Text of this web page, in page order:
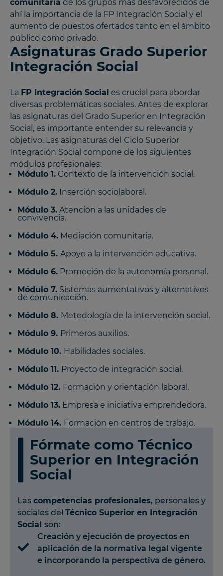
comunitaria de los grupos más desfavorecidos de
ahí la importancia de la FP Integración Social y el
aumento de puestos ofertados tanto en el ámbito
público como privado.
Asignaturas Grado Superior
Integración Social
La FP Integración Social es crucial para abordar
diversas problemáticas sociales. Antes de explorar
las asignaturas del Grado Superior en Integración
Social, es importante entender su relevancia y
objetivo. Las asignaturas del Ciclo Superior
Integración Social compone de los siguientes
módulos profesionales:
Módulo 1. Contexto de la intervención social.
Módulo 2. Inserción sociolaboral.
Módulo 3. Atención a las unidades de
convivencia.
Módulo 4. Mediación comunitaria.
Módulo 5. Apoyo a la intervención educativa.
Módulo 6. Promoción de la autonomía personal.
Módulo 7. Sistemas aumentativos y alternativos
de comunicación.
Módulo 8. Metodología de la intervención social.
Módulo 9. Primeros auxilios.
Módulo 10. Habilidades sociales.
Módulo 11. Proyecto de integración social.
Módulo 12. Formación y orientación laboral.
Módulo 13. Empresa e iniciativa emprendedora.
Módulo 14. Formación en centros de trabajo.
Fórmate como Técnico
Superior en Integración
Social
Las competencias profesionales, personales y
sociales del Técnico Superior en Integración
Social son:
Creación y ejecución de proyectos en
aplicación de la normativa legal vigente
e incorporando la perspectiva de género.